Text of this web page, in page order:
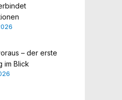
– der erste
im Blick